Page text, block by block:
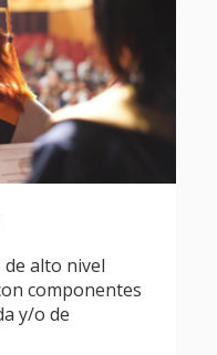
alto nivel
componentes
y/o de